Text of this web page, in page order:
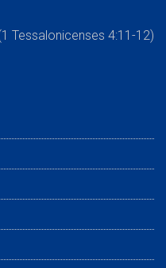
Tessalonicenses 4:11-12)